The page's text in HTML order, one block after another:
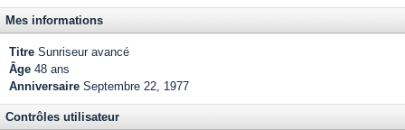
Mes informations
Titre Sunriseur avancé
Âge 48 ans
Anniversaire Septembre 22, 1977
Contrôles utilisateur